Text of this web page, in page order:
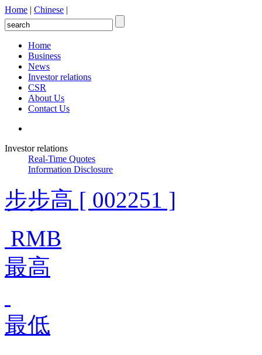
Home | Chinese |
Home
Business
News
Investor relations
CSR
About Us
Contact Us
Investor relations
Real-Time Quotes
Information Disclosure
步步高 [ 002251 ]
RMB
最高
最低